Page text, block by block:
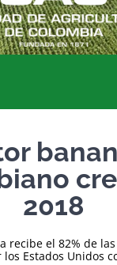
2018
recibe el 82% de
Estados Unidos